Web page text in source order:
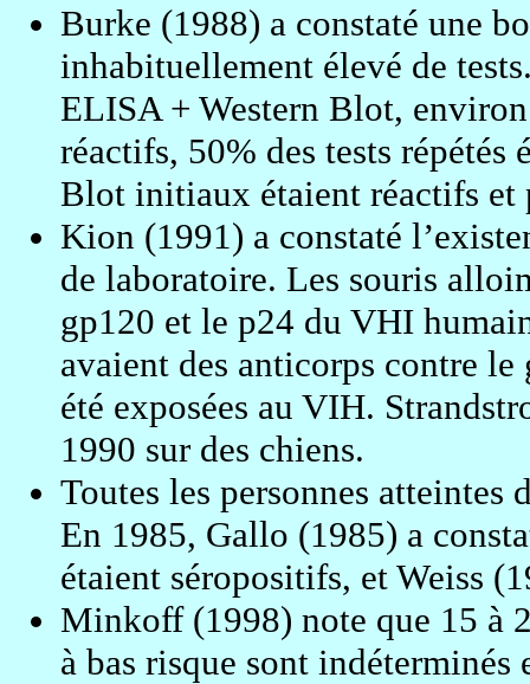
Burke (1988) a constaté une
inhabituellement élevé de
ELISA + Western Blot,
réactifs, 50% des tests répétés
Blot initiaux étaient réactifs et
Kion (1991) a constaté
de laboratoire. Les souris
gp120 et le p24 du VHI
avaient des anticorps contre le
été exposées au VIH.
1990 sur des chiens.
Toutes les personnes
En 1985, Gallo (1985) a
étaient séropositifs, et Weiss
Minkoff (1998) note que 15 à
à bas risque sont